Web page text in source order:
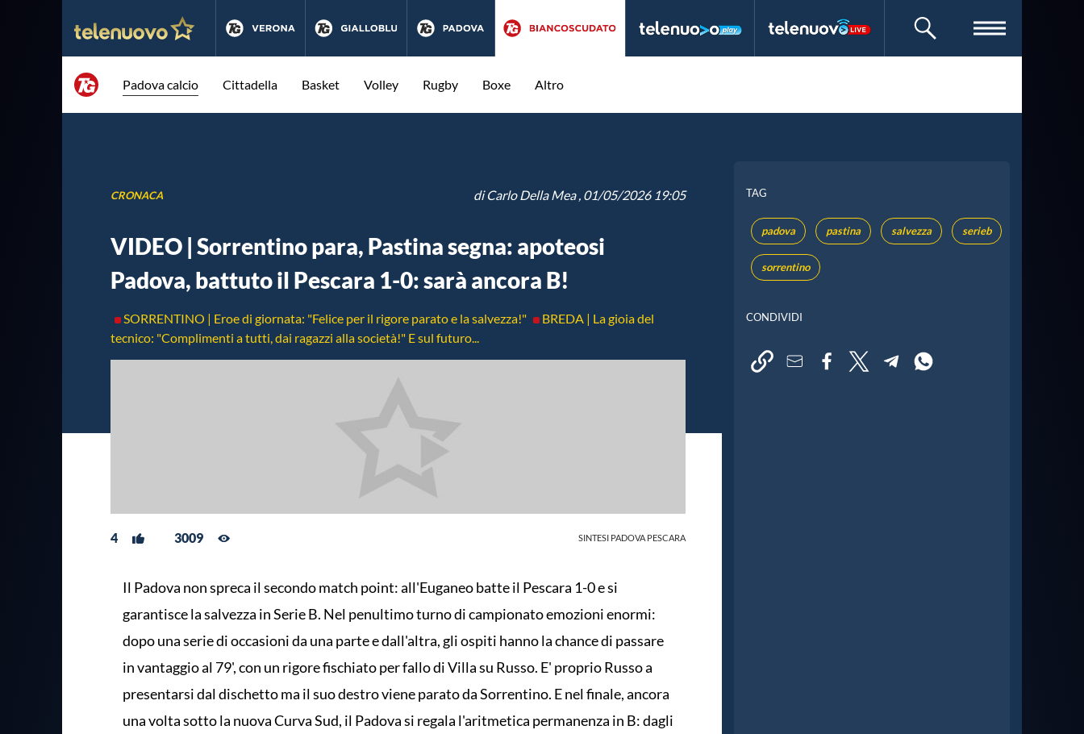
CERCA
Padova calcio Cittadella Basket Volley Rugby Boxe Altro
CRONACA diCarlo Della Mea, 01/05/2026 19:05
VIDEO | Sorrentino para, Pastina segna: apoteosi
Padova, battuto il Pescara 1-0: sarà ancora B!
SORRENTINO | Eroe di giornata: "Felice per il rigore parato e la salvezza!"
BREDA | La gioia del
tecnico: "Complimenti a tutti, dai ragazzi alla società!" E sul futuro...
4 3009 SINTESI PADOVA PESCARA
Il Padova non spreca il secondo match point: all'Euganeo batte il Pescara 1-0 e si
garantisce la salvezza in Serie B. Nel penultimo turno di campionato emozioni enormi:
dopo una serie di occasioni da una parte e dall'altra, gli ospiti hanno la chance di passare
in vantaggio al 79', con un rigore fischiato per fallo di Villa su Russo. E' proprio Russo a
presentarsi dal dischetto ma il suo destro viene parato da Sorrentino. E nel finale, ancora
una volta sotto la nuova Curva Sud, il Padova si regala l'aritmetica permanenza in B: dagli
TAG
padova pastina salvezza serieb
sorrentino
CONDIVIDI